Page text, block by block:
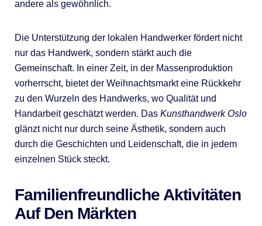
andere als gewöhnlich.
Die Unterstützung der lokalen Handwerker fördert nicht
nur das Handwerk, sondern stärkt auch die
Gemeinschaft. In einer Zeit, in der Massenproduktion
vorherrscht, bietet der Weihnachtsmarkt eine Rückkehr
zu den Wurzeln des Handwerks, wo Qualität und
Handarbeit geschätzt werden. Das Kunsthandwerk Oslo
glänzt nicht nur durch seine Ästhetik, sondern auch
durch die Geschichten und Leidenschaft, die in jedem
einzelnen Stück steckt.
Familienfreundliche Aktivitäten
Auf Den Märkten